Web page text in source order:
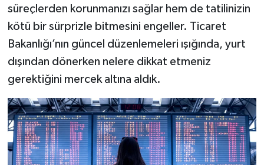
süreçlerden korunmanızı sağlar hem de tatilinizin
kötü bir sürprizle bitmesini engeller. Ticaret
Bakanlığı’nın güncel düzenlemeleri ışığında, yurt
dışından dönerken nelere dikkat etmeniz
gerektiğini mercek altına aldık.